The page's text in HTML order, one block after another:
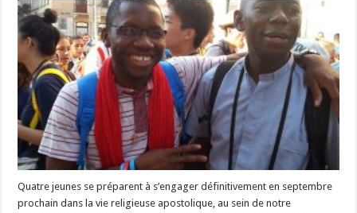
de
jeunes
spiritains
:
Wilfred
Quatre jeunes se préparent à s’engager définitivement en septembre
prochain dans la vie religieuse apostolique, au sein de notre